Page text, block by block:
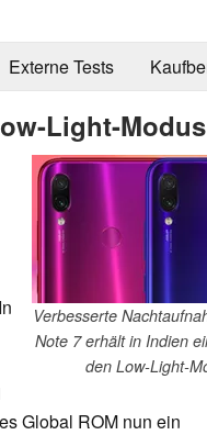
Externe Tests
Light-Modus
Verbesserte
Note 7 erhält in Indien
den Low-Light-
Global ROM nun ein